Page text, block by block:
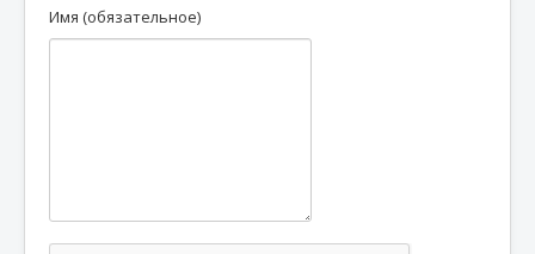
Имя (обязательное)